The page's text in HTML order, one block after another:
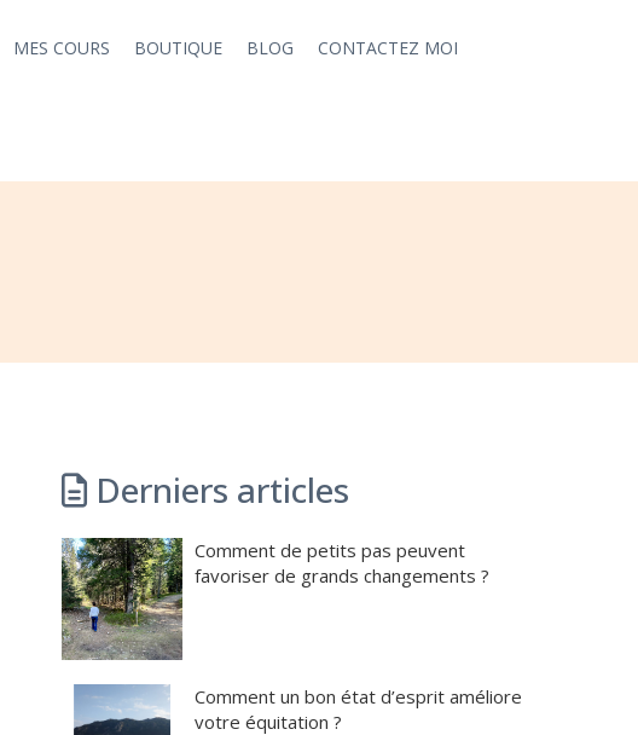
MES COURS BOUTIQUE BLOG CONTACTEZ MOI
Derniers articles
Comment de petits pas peuvent
favoriser de grands changements ?
Comment un bon état d’esprit améliore
votre équitation ?